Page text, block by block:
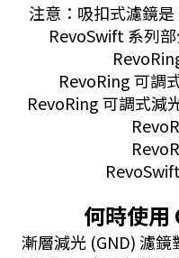
注意：吸扣式濾鏡
RevoSwift 系列
RevoRing 可調
RevoRing 可調式減
何時使用
漸層減光 (GND) 濾